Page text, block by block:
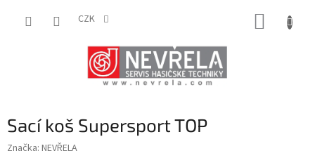
CZK
Sací koš Supersport TOP
Značka: NEVŘELA